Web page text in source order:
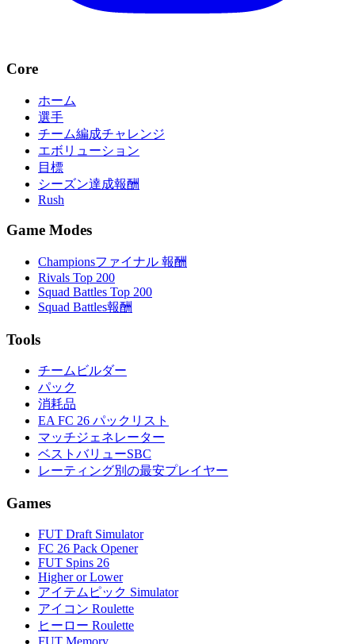
Core
ホーム
選手
チーム編成チャレンジ
エボリューション
目標
シーズン達成報酬
Rush
Game Modes
Championsファイナル 報酬
Rivals Top 200
Squad Battles Top 200
Squad Battles報酬
Tools
チームビルダー
パック
消耗品
EA FC 26 パックリスト
マッチジェネレーター
ベストバリューSBC
レーティング別の最安プレイヤー
Games
FUT Draft Simulator
FC 26 Pack Opener
FUT Spins 26
Higher or Lower
アイテムピック Simulator
アイコン Roulette
ヒーロー Roulette
FUT Memory